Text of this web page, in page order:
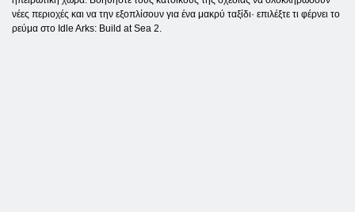
νέες περιοχές και να την εξοπλίσουν για ένα μακρύ ταξίδι· επιλέξτε τι φέρνει το
ρεύμα στο Idle Arks: Build at Sea 2.